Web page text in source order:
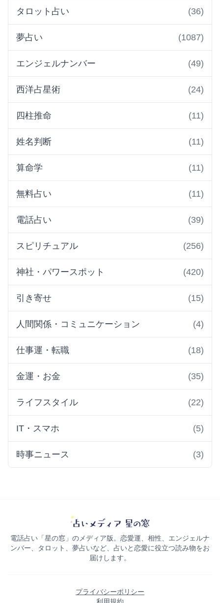
タロット占い (36)
夢占い (1087)
エンジェルナンバー (49)
西洋占星術 (24)
四柱推命 (11)
姓名判断 (11)
算命学 (11)
無料占い (11)
電話占い (39)
スピリチュアル (256)
神社・パワースポット (420)
引き寄せ (15)
人間関係・コミュニケーション (4)
仕事運・転職 (18)
金運・お金 (35)
ライフスタイル (22)
IT・スマホ (5)
時事ニュース (3)
電話占い「星の窓」のメディア版。恋愛運、相性、エンジェルナ
ンバー、タロット、夢占いなど、占いと恋愛に役立つ読み物をお
届けします。
プライバシーポリシー